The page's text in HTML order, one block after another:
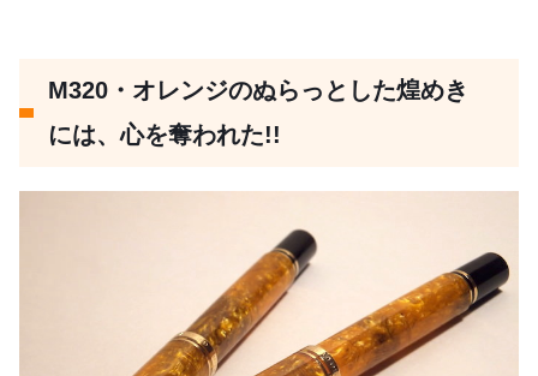
M320・オレンジのぬらっとした煌めき
には、心を奪われた!!